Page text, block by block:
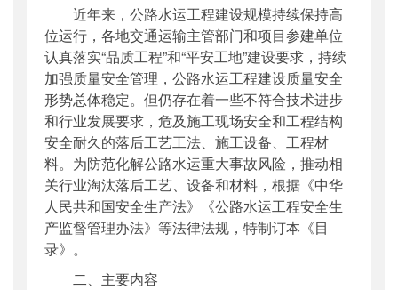
近年来，公路水运工程建设规模持续保持高
位运行，各地交通运输主管部门和项目参建单位
认真落实“品质工程”和“平安工地”建设要求，持续
加强质量安全管理，公路水运工程建设质量安全
形势总体稳定。但仍存在着一些不符合技术进步
和行业发展要求，危及施工现场安全和工程结构
安全耐久的落后工艺工法、施工设备、工程材
料。为防范化解公路水运重大事故风险，推动相
关行业淘汰落后工艺、设备和材料，根据《中华
人民共和国安全生产法》《公路水运工程安全生
产监督管理办法》等法律法规，特制订本《目
录》。
二、主要内容